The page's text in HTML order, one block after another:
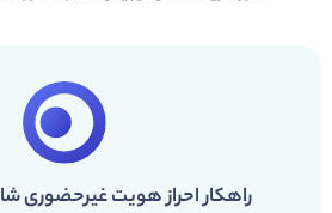
راهکار احراز هویت غیرحضوری